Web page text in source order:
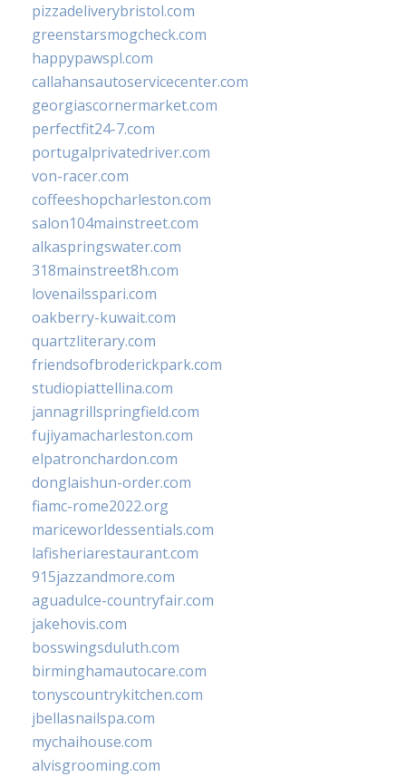
pizzadeliverybristol.com
greenstarsmogcheck.com
happypawspl.com
callahansautoservicecenter.com
georgiascornermarket.com
perfectfit24-7.com
portugalprivatedriver.com
von-racer.com
coffeeshopcharleston.com
salon104mainstreet.com
alkaspringswater.com
318mainstreet8h.com
lovenailsspari.com
oakberry-kuwait.com
quartzliterary.com
friendsofbroderickpark.com
studiopiattellina.com
jannagrillspringfield.com
fujiyamacharleston.com
elpatronchardon.com
donglaishun-order.com
fiamc-rome2022.org
mariceworldessentials.com
lafisheriarestaurant.com
915jazzandmore.com
aguadulce-countryfair.com
jakehovis.com
bosswingsduluth.com
birminghamautocare.com
tonyscountrykitchen.com
jbellasnailspa.com
mychaihouse.com
alvisgrooming.com